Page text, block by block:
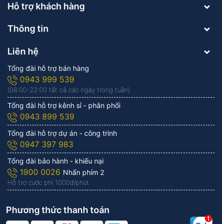
Hỗ trợ khách hàng
Thông tin
Liên hệ
Tổng đài hỗ trợ bán hàng
0943 999 539
(08:00-22:00 tất cả các ngày trong tuần)
Tổng đài hỗ trợ kênh sỉ - phân phối
0943 899 539
Tổng đài hỗ trợ dự án - công trình
0947 397 983
Tổng đài bảo hành - khiếu nại
1900 0026 Nhấn phím 2
Hỗ trợ cước phí 1.000đ/phút
Phương thức thanh toán